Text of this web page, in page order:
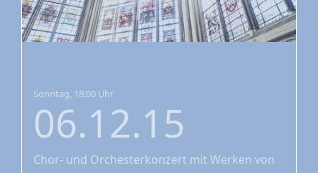
Sonntag, 18:00 Uhr
06.12.15
Chor- und Orchesterkonzert mit Werken von